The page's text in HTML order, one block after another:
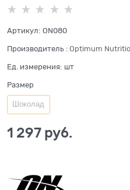
Артикул: ON080
Производитель : Optimum
Ед. измерения: шт
Размер
Шоколад
1 297 руб.